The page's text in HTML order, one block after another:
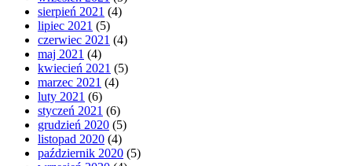
sierpień 2021 (4)
lipiec 2021 (5)
czerwiec 2021 (4)
maj 2021 (4)
kwiecień 2021 (5)
marzec 2021 (4)
luty 2021 (6)
styczeń 2021 (6)
grudzień 2020 (5)
listopad 2020 (4)
październik 2020 (5)